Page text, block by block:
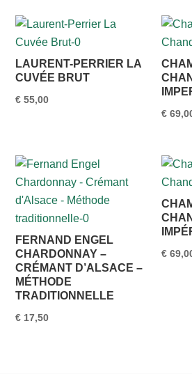
LAURENT-PERRIER LA
CUVÉE BRUT
€ 55,00
€
FERNAND ENGEL
CHARDONNAY –
CRÉMANT D’ALSACE –
MÉTHODE
TRADITIONNELLE
€ 17,50
€